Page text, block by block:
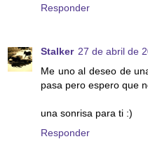
Responder
Stalker 27 de abril de
Me uno al deseo de
pasa pero espero que
una sonrisa para ti :)
Responder